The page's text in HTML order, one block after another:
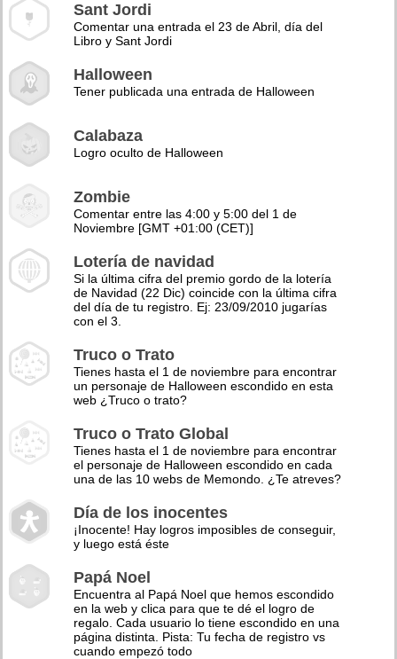
Sant Jordi
Comentar una entrada el 23 de Abril, día del
Libro y Sant Jordi
Halloween
Tener publicada una entrada de Halloween
Calabaza
Logro oculto de Halloween
Zombie
Comentar entre las 4:00 y 5:00 del 1 de
Noviembre [GMT +01:00 (CET)]
Lotería de navidad
Si la última cifra del premio gordo de la lotería
de Navidad (22 Dic) coincide con la última cifra
del día de tu registro. Ej: 23/09/2010 jugarías
con el 3.
Truco o Trato
Tienes hasta el 1 de noviembre para encontrar
un personaje de Halloween escondido en esta
web ¿Truco o trato?
Truco o Trato Global
Tienes hasta el 1 de noviembre para encontrar
el personaje de Halloween escondido en cada
una de las 10 webs de Memondo. ¿Te atreves?
Día de los inocentes
¡Inocente! Hay logros imposibles de conseguir,
y luego está éste
Papá Noel
Encuentra al Papá Noel que hemos escondido
en la web y clica para que te dé el logro de
regalo. Cada usuario lo tiene escondido en una
página distinta. Pista: Tu fecha de registro vs
cuando empezó todo